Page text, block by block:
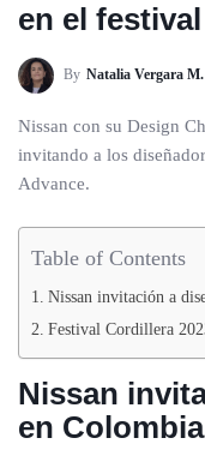
en el
By Natalia Vergara M.
Nissan con su Design
invitando a los
Advance.
Table of Contents
Nissan invitación a
Festival Cordillera
Nissan
en Colombia